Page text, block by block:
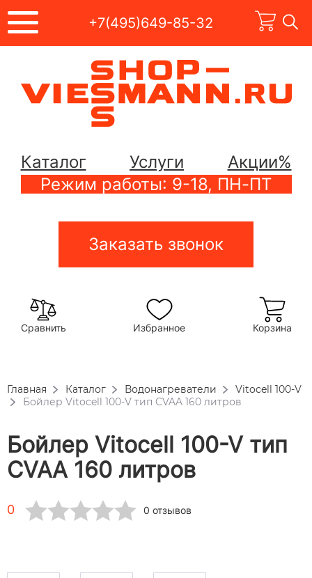
+7(495)649-85-32
Каталог Услуги
Акции%
Режим работы: 9-18, ПН-ПТ
Заказать звонок
Сравнить Избранное Корзина
Главная Каталог Водонагреватели
Vitocell 100-V
Бойлер Vitocell 100-V тип CVAA 160 литров
Бойлер Vitocell 100-V тип
CVAA 160 литров
0 0 отзывов